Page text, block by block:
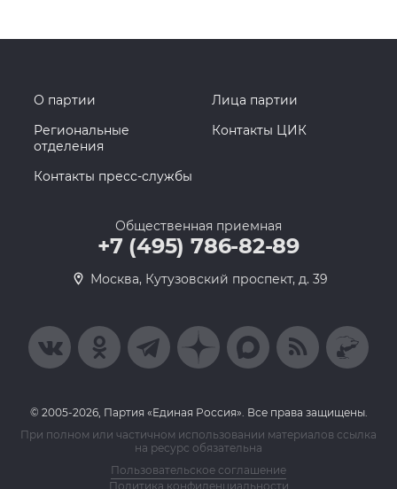
О партии
Лица партии
Региональные
отделения
Контакты ЦИК
Контакты пресс-службы
Общественная приемная
+7 (495) 786-82-89
Москва, Кутузовский проспект, д. 39
© 2005-2026, Партия «Единая Россия». Все права защищены.
При полном или частичном использовании материалов ссылка
на ресурс обязательна
Пользовательское соглашение
Политика конфиденциальности